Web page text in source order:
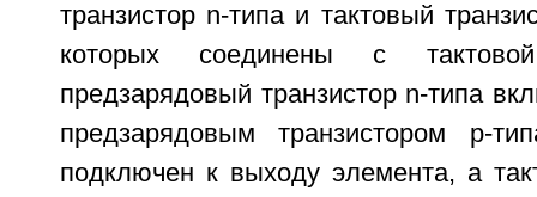
транзистор n-типа и тактовый
которых соединены с
предзарядовый транзистор n-типа
предзарядовым транзистором р-
подключен к выходу элемента, а